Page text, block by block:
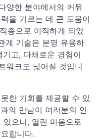
양한 분야에서의 커뮤
을 기르는 데 큰 도움이
종으로 이직하게 되었
계 기술은 분명 유용하
고, 다채로운 경험이
워크도 넓어질 것입니
한 기회를 제공할 수 있
의 만남이 여러분의 인
으니, 열린 마음으로
합니다.